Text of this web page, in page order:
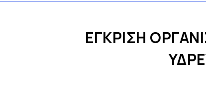
ΕΓΚΡΙΣΗ